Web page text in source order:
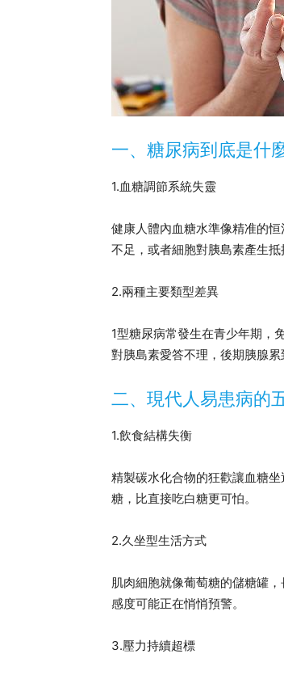
一、糖尿病到底是什
1.血糖調節系統失靈
健康人體內血糖水準像精准的
不足，或者細胞對胰島素產生抵
2.兩種主要類型差異
1型糖尿病常發生在青少年期，
對胰島素愛答不理，後期胰腺累
二、現代人易患病的
1.飲食結構失衡
精製碳水化合物的狂歡讓血糖
糖，比直接吃白糖更可怕。
2.久坐型生活方式
肌肉細胞就像葡萄糖的儲糖罐
感度可能正在悄悄預警。
3.壓力持續超標